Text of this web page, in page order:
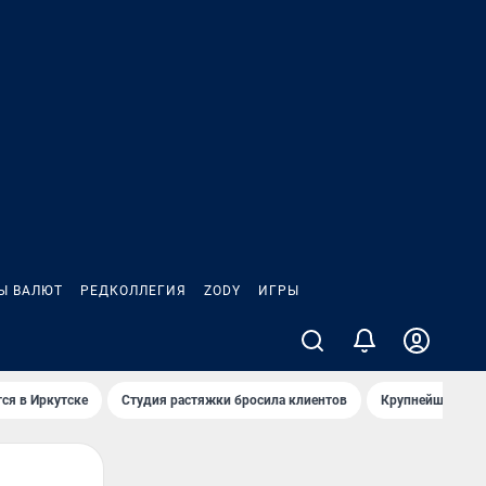
ВАЛЮТ РЕДКОЛЛЕГИЯ ZODY ИГРЫ
в Иркутске Студия растяжки бросила клиентов Крупнейшие